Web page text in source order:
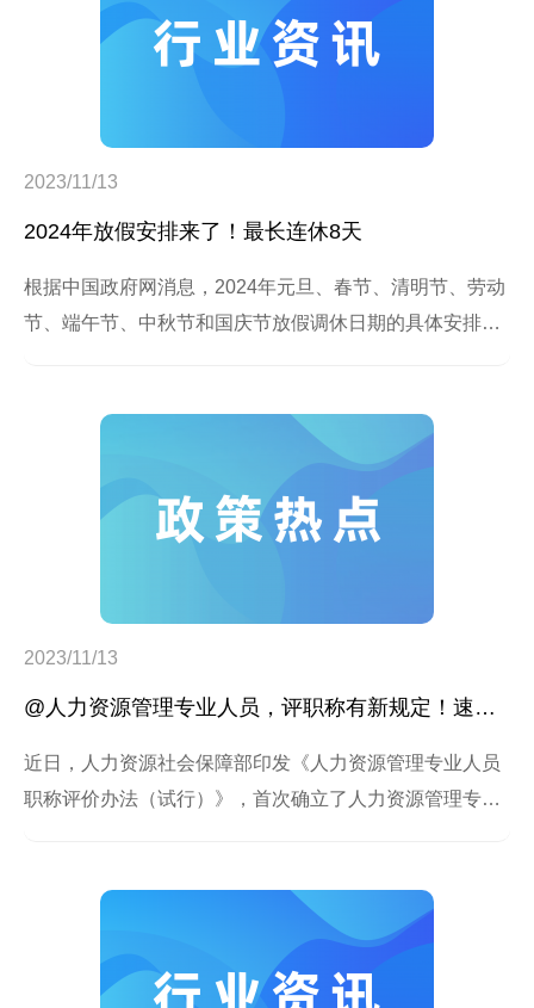
2023/11/13
2024年放假安排来了！最长连休8天
根据中国政府网消息，2024年元旦、春节、清明节、劳动
节、端午节、中秋节和国庆节放假调休日期的具体安排如
2023/11/13
@人力资源管理专业人员，评职称有新规定！速看→
近日，人力资源社会保障部印发《人力资源管理专业人员
职称评价办法（试行）》，首次确立了人力资源管理专业